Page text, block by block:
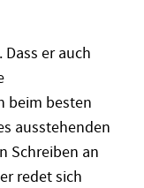
er auch
beim besten
ausstehenden
Schreiben an
redet sich